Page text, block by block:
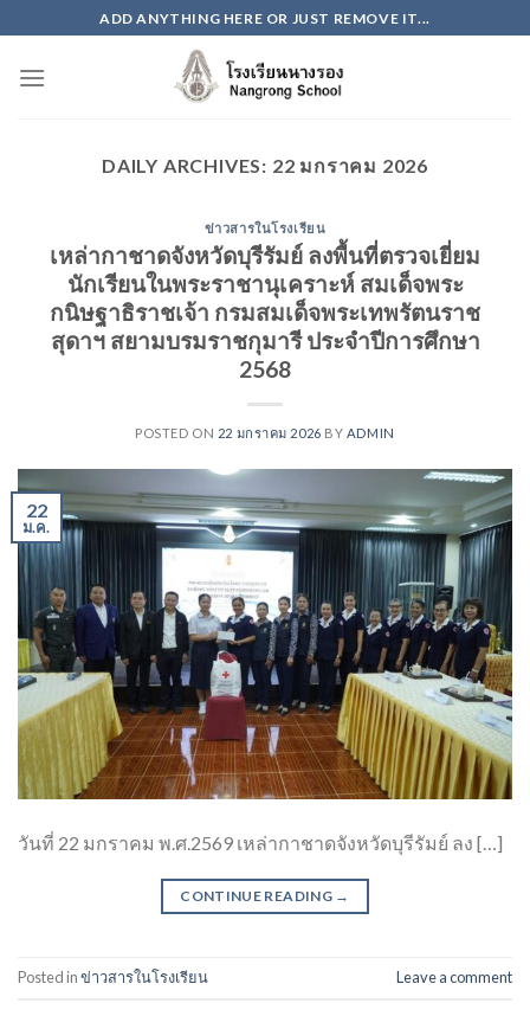
to
content
ADD ANYTHING HERE OR JUST REMOVE IT...
DAILY ARCHIVES: 22 มกราคม 2026
ข่าวสารในโรงเรียน
เหล่ากาชาดจังหวัดบุรีรัมย์ ลงพื้นที่ตรวจเยี่ยม
นักเรียนในพระราชานุเคราะห์ สมเด็จพระ
กนิษฐาธิราชเจ้า กรมสมเด็จพระเทพรัตนราช
สุดาฯ สยามบรมราชกุมารี ประจำปีการศึกษา
2568
POSTED ON 22 มกราคม 2026 BY ADMIN
22
ม.ค.
วันที่ 22 มกราคม พ.ศ.2569 เหล่ากาชาดจังหวัดบุรีรัมย์ ลง […]
CONTINUE READING →
Posted inข่าวสารในโรงเรียน Leave a comment